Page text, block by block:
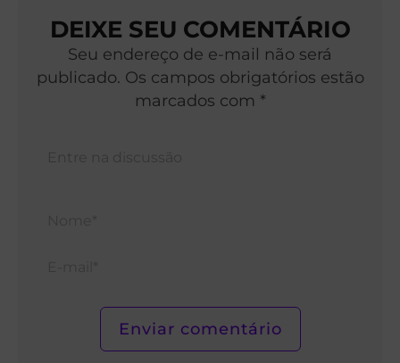
DEIXE SEU COMENTÁRIO
Seu endereço de e-mail não será
publicado. Os campos obrigatórios estão
marcados com *